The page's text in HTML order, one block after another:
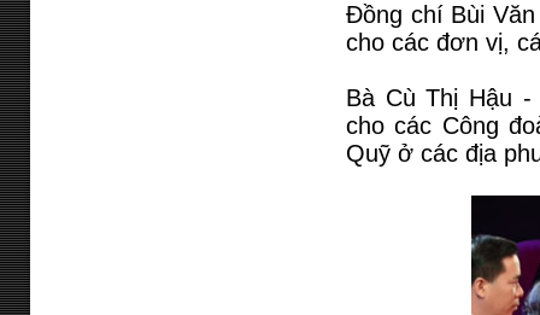
Đồng chí Bùi
cho các đơn vị,
Bà Cù Thị Hậu
cho các Công
Quỹ ở các địa